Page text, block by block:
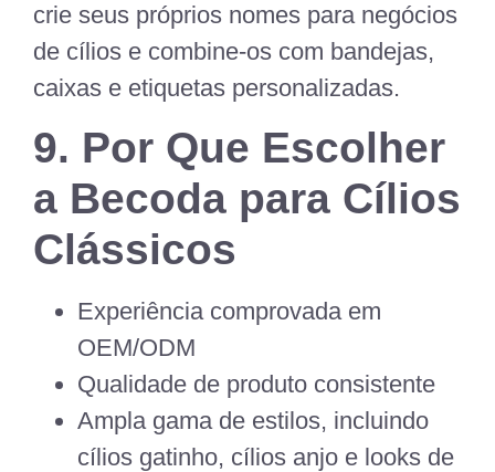
crie seus próprios nomes para negócios
de cílios e combine-os com bandejas,
caixas e etiquetas personalizadas.
9. Por Que Escolher
a Becoda para Cílios
Clássicos
Experiência comprovada em
OEM/ODM
Qualidade de produto consistente
Ampla gama de estilos, incluindo
cílios gatinho, cílios anjo e looks de